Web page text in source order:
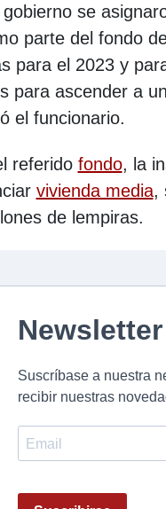
se
parte del fondo
para el 2023 y
para ascender a
el funcionario.
referido fondo, la
vivienda media,
de lempiras.